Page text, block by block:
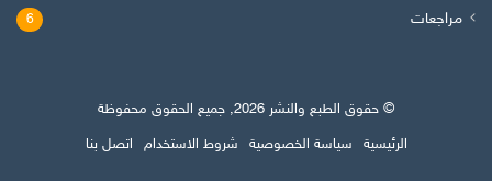
مراجعات 6
© حقوق الطبع والنشر 2026, جميع الحقوق محفوظة
الرئيسية
سياسة الخصوصية شروط الاستخدام اتصل بنا